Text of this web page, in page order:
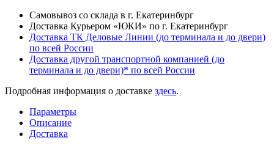
Самовывоз со склада в г. Екатеринбург
Доставка Курьером «ЮКИ» по г. Екатеринбург
Доставка ТК Деловые Линии (до терминала и до двери)
по всей России
Доставка другой транспортной компанией (до
терминала и до двери)* по всей России
Подробная информация о доставке здесь.
Параметры
Описание
Доставка